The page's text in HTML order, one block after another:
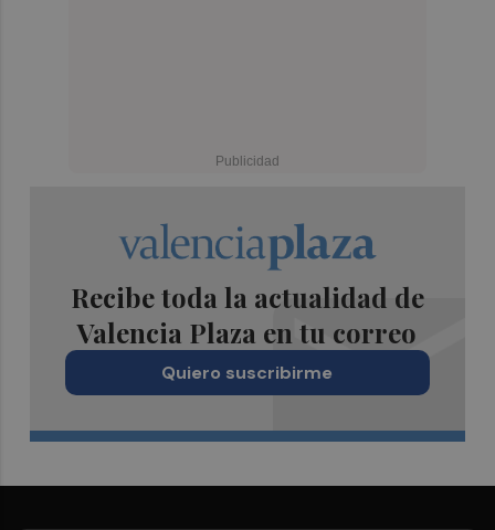
Recibe toda la actualidad de
Valencia Plaza en tu correo
Quiero suscribirme